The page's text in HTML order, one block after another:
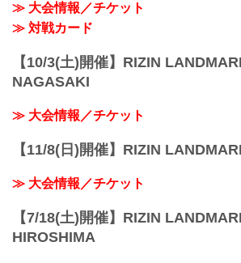
≫ 大会情報／チケット
≫ 対戦カード
【10/3(土)開催】RIZIN
NAGASAKI
≫ 大会情報／チケット
【11/8(日)開催】RIZIN
≫ 大会情報／チケット
【7/18(土)開催】RIZIN
HIROSHIMA